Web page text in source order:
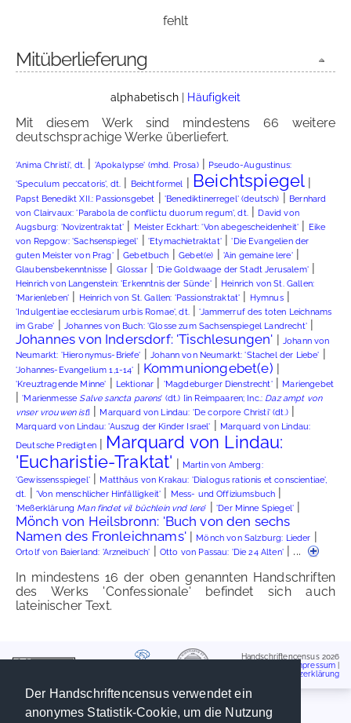
Der Handschriftencensus verwendet ein
anonymes Statistik-Cookie, um die Nutzung
fehlt
Mitüberlieferung
alphabetisch| Häufigkeit
Mit diesem Werk sind mindestens 66 weitere
deutschsprachige Werke überliefert.
'Anima Christi', dt. | 'Apokalypse' (mhd. Prosa)| Pseudo-Augustinus:
'Speculum peccatoris', dt. | Beichtformel | Beichtspiegel |
Papst Benedikt XII.: Passionsgebet | 'Benediktinerregel' (deutsch) | Bernhard
von Clairvaux: 'Parabola de conflictu duorum regum', dt.| David von
Augsburg: 'Novizentraktat' | Meister Eckhart: 'Von abegescheidenheit' | Eike
von Repgow: 'Sachsenspiegel' | 'Etymachietraktat'|'Die Evangelien der
guten Meister von Prag'|Gebetbuch |Gebet(e) | 'Ain gemaine lere'|
Glaubensbekenntnisse | Glossar|'Die Goldwaage der Stadt Jerusalem'|
Heinrich von Langenstein: 'Erkenntnis der Sünde'| Heinrich von St. Gallen:
'Marienleben' | Heinrich von St. Gallen: 'Passionstraktat' | Hymnus|
'Indulgentiae ecclesiarum urbis Romae', dt.|'Jammerruf des toten Leichnams
im Grabe' | Johannes von Buch: 'Glosse zum Sachsenspiegel Landrecht'|
Johannes von Indersdorf: 'Tischlesungen' | Johann von
Neumarkt: 'Hieronymus-Briefe' |Johann von Neumarkt: 'Stachel der Liebe' |
'Johannes-Evangelium 1,1-14' | Kommuniongebet(e) |
'Kreuztragende Minne' | Lektionar | 'Magdeburger Dienstrecht'| Mariengebet
|'MarienmesseSalve sancta parens' (dt.) [in Reimpaaren; Inc.: Daz ampt von
vnser vrouwen ist] | Marquard von Lindau: 'De corpore Christi' (dt.)|
Marquard von Lindau: 'Auszug der Kinder Israel' | Marquard von Lindau:
Deutsche Predigten| Marquard von Lindau:
'Eucharistie-Traktat' | Martin von Amberg:
'Gewissensspiegel'| Matthäus von Krakau: 'Dialogus rationis et conscientiae',
dt. | 'Von menschlicher Hinfälligkeit' | Mess- und Offiziumsbuch |
'Meßerklärung Man findet vil büchlein vnd lere' |'Der Minne Spiegel' |
Mönch von Heilsbronn: 'Buch von den sechs
Namen des Fronleichnams'| Mönch von Salzburg: Lieder |
Ortolf von Baierland: 'Arzneibuch' | Otto von Passau: 'Die 24 Alten'| ...
In mindestens 16 der oben genannten Handschriften
des Werks 'Confessionale' befindet sich auch
lateinischer Text.
Handschriftencensus 2026
Impressum
Datenschutzerklärung